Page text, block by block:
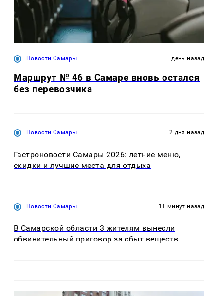
Новости Самары день назад
Маршрут № 46 в Самаре вновь остался
без перевозчика
Новости Самары 2 дня назад
Гастроновости Самары 2026: летние меню,
скидки и лучшие места для отдыха
Новости Самары 11 минут назад
В Самарской области 3 жителям вынесли
обвинительный приговор за сбыт веществ